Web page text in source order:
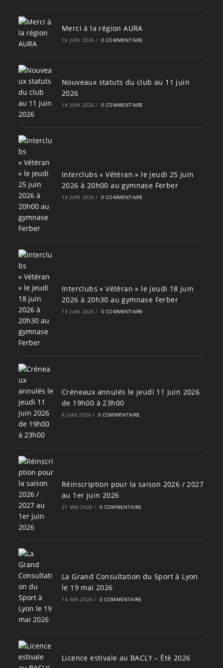
Merci à la région AURA
16 JUIN 2026 / 0 COMMENTAIRE
Nouveaux statuts du club au 11 juin
2026
14 JUIN 2026 / 0 COMMENTAIRE
Interclubs « Vétéran » le jeudi 25 juin
2026 à 20h00 au gymnase Ferber
14 JUIN 2026 / 0 COMMENTAIRE
Interclubs « Vétéran » le jeudi 18 juin
2026 à 20h30 au gymnase Ferber
13 JUIN 2026 / 0 COMMENTAIRE
Créneaux annulés le jeudi 11 juin 2026
de 19h00 à 23h00
8 JUIN 2026 / 0 COMMENTAIRE
Réinscription pour la saison 2026 / 2027
au 1er juin 2026
21 MAI 2026 / 0 COMMENTAIRE
La Grand Consultation du Sport à Lyon
le 19 mai 2026
14 MAI 2026 / 0 COMMENTAIRE
Licence estivale au BACLY – Été 2026